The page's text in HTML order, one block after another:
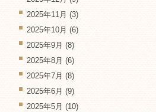
2025年11月 (3)
2025年10月 (6)
2025年9月 (8)
2025年8月 (6)
2025年7月 (8)
2025年6月 (9)
2025年5月 (10)